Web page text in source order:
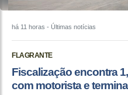
há 11 horas - Últimas notícias
FLAGRANTE
Fiscalização encontra
com motorista e